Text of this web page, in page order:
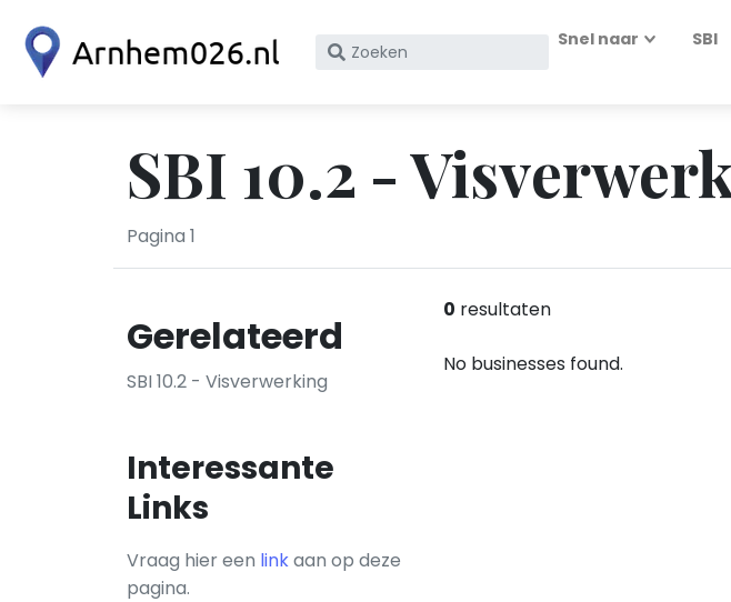
Zoek
KvK
nummer
Snel naar SBI
SBI 10.2 -
Pagina 1
Gerelateerd
SBI 10.2 - Visverwerking
Interessante
Links
Vraag hier een linkaan op deze
pagina.
0 resultaten
No businesses found.